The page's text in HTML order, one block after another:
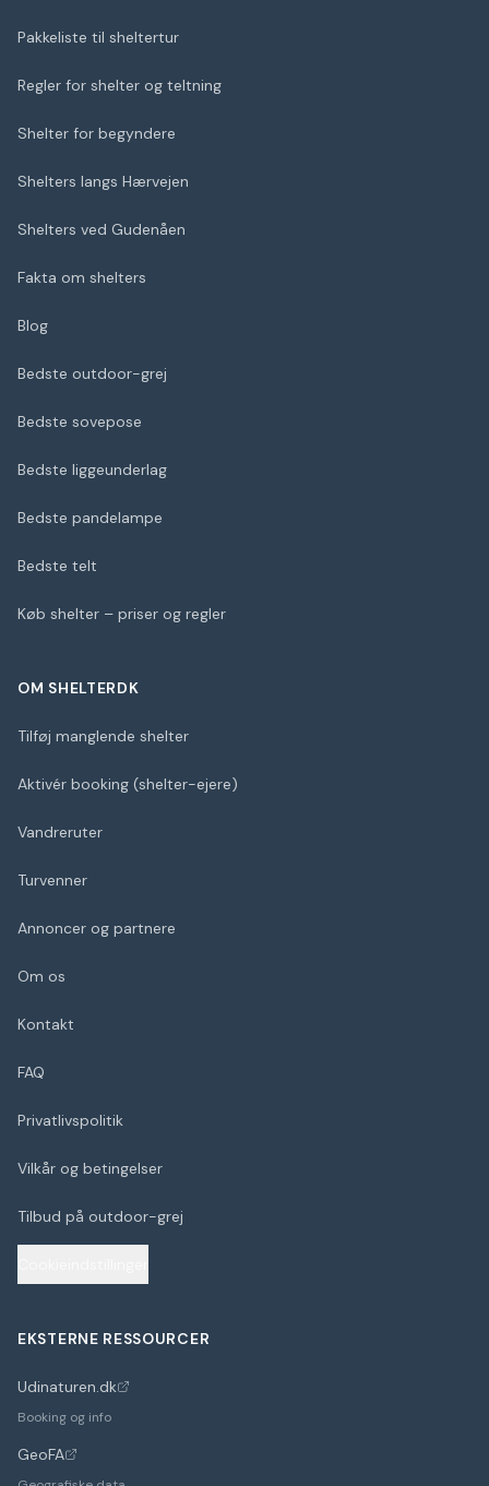
Pakkeliste til sheltertur
Regler for shelter og teltning
Shelter for begyndere
Shelters langs Hærvejen
Shelters ved Gudenåen
Fakta om shelters
Blog
Bedste outdoor-grej
Bedste sovepose
Bedste liggeunderlag
Bedste pandelampe
Bedste telt
Køb shelter – priser og regler
OM SHELTERDK
Tilføj manglende shelter
Aktivér booking (shelter-ejere)
Vandreruter
Turvenner
Annoncer og partnere
Om os
Kontakt
FAQ
Privatlivspolitik
Vilkår og betingelser
Tilbud på outdoor-grej
EKSTERNE RESSOURCER
Udinaturen.dk
(åbner i nyt faneblad)
Booking og info
GeoFA
(åbner i nyt faneblad)